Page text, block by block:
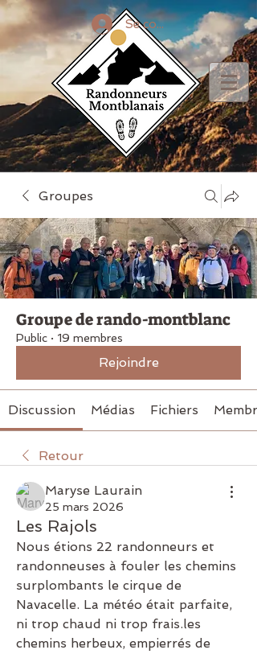
Se connecter
Groupes
Groupe de rando-montblanc
Public · 19 membres
Rejoindre
Discussion Médias Fichiers
Retour
Maryse Laurain
25 mars 2026
Les Rajols
Nous étions 22 randonneurs et
randonneuses à fouler les chemins
surplombants le cirque de
Navacelle. La météo était parfaite,
ni trop chaud ni trop frais.les
chemins herbeux, empierrés de